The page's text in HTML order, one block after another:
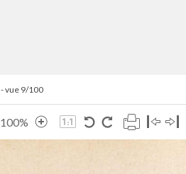
vue 9/100
100%